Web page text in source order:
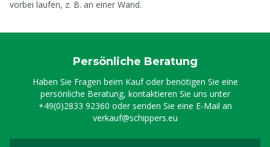
vorbei laufen, z. B. an einer Wand.
Persönliche Beratung
Haben Sie Fragen beim Kauf oder benötigen Sie eine
persönliche Beratung, kontaktieren Sie uns unter
+49(0)2833 92360 oder senden Sie eine E-Mail an
verkauf@schippers.eu